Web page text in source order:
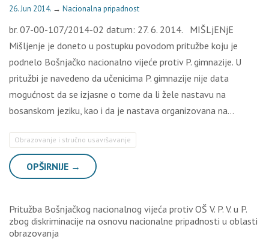
26. Jun 2014. → Nacionalna pripadnost
br. 07-00-107/2014-02 datum: 27. 6. 2014. MIŠLjENjE
Mišljenje je doneto u postupku povodom pritužbe koju je
podnelo Bošnjačko nacionalno vijeće protiv P. gimnazije. U
pritužbi je navedeno da učenicima P. gimnazije nije data
mogućnost da se izjasne o tome da li žele nastavu na
bosanskom jeziku, kao i da je nastava organizovana na…
Obrazovanje i stručno usavršavanje
OPŠIRNIJE →
Pritužba Bošnjačkog nacionalnog vijeća protiv OŠ V. P. V. u P.
zbog diskriminacije na osnovu nacionalne pripadnosti u oblasti
obrazovanja